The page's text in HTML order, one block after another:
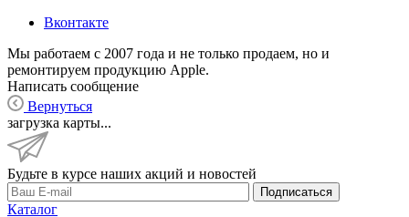
Вконтакте
Мы работаем с 2007 года и не только продаем, но и
ремонтируем продукцию Apple.
Написать сообщение
Вернуться
загрузка карты...
Будьте в курсе наших акций и новостей
Подписаться
Каталог